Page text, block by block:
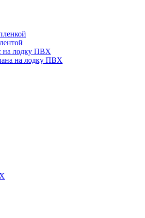
на лодку ПВХ
на лодку ПВХ